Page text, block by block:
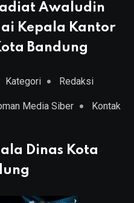
Awaludin
Kepala Kantor
Bandung
Kategori Redaksi
Media Siber Kontak
Dinas Kota